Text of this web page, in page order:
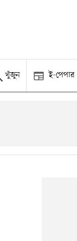
খুঁজুন ই-পেপার